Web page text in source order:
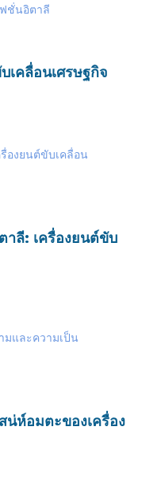
คลื่อนเศรษฐกิจ
ลี: เครื่องยนต์ขับ
น่ห์อมตะของเครื่อง